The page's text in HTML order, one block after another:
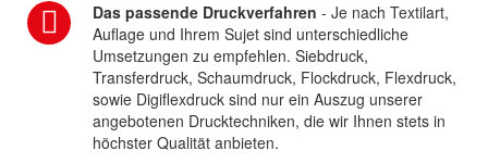
Das passende Druckverfahren - Je nach Textilart,
Auflage und Ihrem Sujet sind unterschiedliche
Umsetzungen zu empfehlen. Siebdruck,
Transferdruck, Schaumdruck, Flockdruck, Flexdruck,
sowie Digiflexdruck sind nur ein Auszug unserer
angebotenen Drucktechniken, die wir Ihnen stets in
höchster Qualität anbieten.